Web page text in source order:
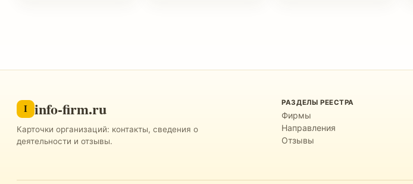
I info-firm.ru
Карточки организаций: контакты, сведения о
деятельности и отзывы.
РАЗДЕЛЫ РЕЕСТРА
Фирмы
Направления
Отзывы